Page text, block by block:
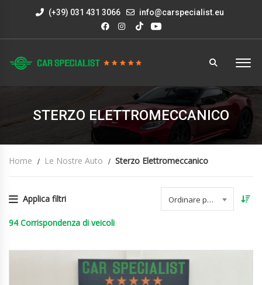
(+39) 031 431 3066 info@carspecialist.eu
STERZO ELETTROMECCANICO
Home Le Nostre Auto Sterzo Elettromeccanico
Applica filtri Ordinare per data
94 Corrispondenza di veicoli